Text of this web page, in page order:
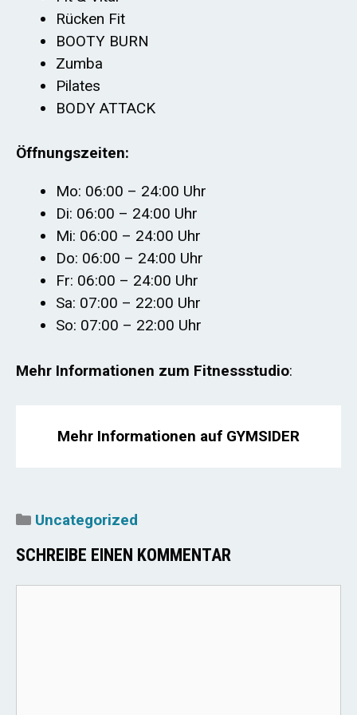
Rücken Fit
BOOTY BURN
Zumba
Pilates
BODY ATTACK
Öffnungszeiten:
Mo: 06:00 – 24:00 Uhr
Di: 06:00 – 24:00 Uhr
Mi: 06:00 – 24:00 Uhr
Do: 06:00 – 24:00 Uhr
Fr: 06:00 – 24:00 Uhr
Sa: 07:00 – 22:00 Uhr
So: 07:00 – 22:00 Uhr
Mehr Informationen zum Fitnessstudio:
Mehr Informationen auf GYMSIDER
Kategorien
Uncategorized
SCHREIBE EINEN KOMMENTAR